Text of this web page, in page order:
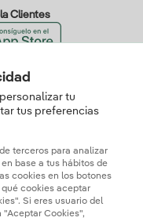
Clientes
confianza
tu
tus preferencias
terceros para analizar
base a tus hábitos de
cookies en los botones
cookies aceptar
Si eres usuario del
Cookies",